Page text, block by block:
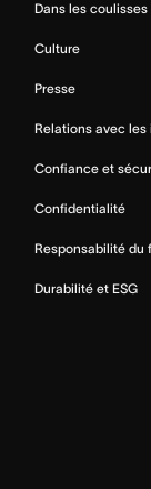
Dans les coulisses
Culture
Presse
Relations avec les
Confiance et
Confidentialité
Responsabilité du
Durabilité et ESG